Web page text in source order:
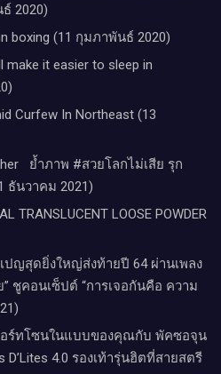
2020)
boxing (11 กุมภาพันธ์ 2020)
make it easier to sleep in
Curfew In Northeast (13
ย้ำภาพ #สวยโลกไม่เสีย รุก
ธันวาคม 2021)
TRANSLUCENT LOOSE POWDER
ญสุดยิ่งใหญ่ส่งท้ายปี 64 ผ่านเพลง
ชูคอนเซ็ปต์ “การเจอกันคือ ความ
ร์ทโซนในแบบของคุณกับ พัคซอจุน
4.0 รองเท้ารุ่นฮิตที่สายสตรี